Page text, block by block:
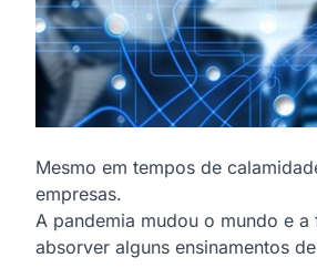
Mesmo em tempos de
empresas.
A pandemia mudou o mundo e
absorver alguns ensinamentos